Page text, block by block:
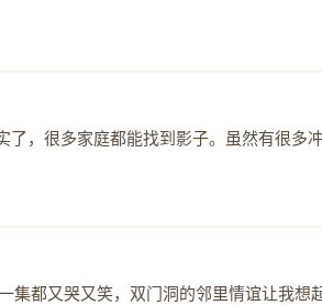
了，很多家庭都能找到影子。虽然有很多
集都又哭又笑，双门洞的邻里情谊让我想